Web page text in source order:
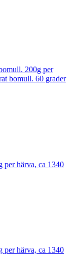
200g per
bomull. 60 grader
per härva, ca 1340
per härva, ca 1340